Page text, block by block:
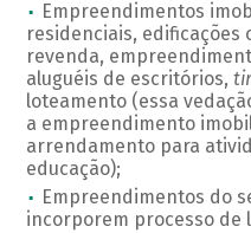
Empreendimentos
residenciais, edificações
revenda,
aluguéis de escritórios,
loteamento (essa
a empreendimento
arrendamento para
educação);
Empreendimentos do
incorporem processo de